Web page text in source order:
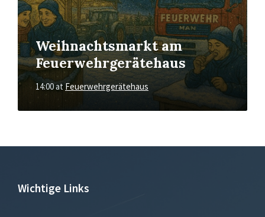
Weihnachtsmarkt am
Feuerwehrgerätehaus
14:00atFeuerwehrgerätehaus
Wichtige Links